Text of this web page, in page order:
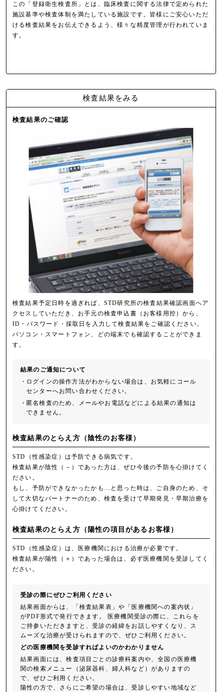
この「登録衛生検査所」とは、臨床検査に関する法律で定められた
施設基準や検査体制を満たしている施設です。皆様にご安心いただ
ける検査結果をお伝えできるよう、様々な精度管理が行われていま
す。
検査結果をみる
検査結果のご確認
検査結果予定日時を過ぎれば、STD研究所の検査結果確認画面へア
クセスしていただき、お手元の検査申込書（お客様用控）から、
ID・パスワード・採取日を入力して検査結果をご確認ください。
パソコン・スマートフォン、どの端末でも確認することができま
す。
結果のご通知について
・ ログインの操作方法がわからない場合は、お気軽にコール
センターへお問い合わせください。
・匿名検査のため、メールやお電話などによる結果の通知は
できません。
検査結果のとらえ方 （陰性のお客様）
STD（性感染症）は予防できる病気です。
検査結果が陰性（－）であった方は、ぜひ今後の予防を心掛けてく
ださい。
もし、予防ができなかったかも…と思った時は、ご自身のため、そ
して大切なパートナーのため、検査を受けて早期発見・早期治療を
心掛けてください。
検査結果のとらえ方 （陽性の項目があるお客様）
STD（性感染症）は、医療機関における治療が必要です。
検査結果が陽性（＋）であった場合は、必ず医療機関を受診してく
ださい。
受診の際にぜひご利用ください
結果画面からは、「検査結果表」や「医療機関への案内状」
がPDF形式で発行できます。 医療機関受診の際に、これらを
ご持参いただきますと、受診の経緯をお話しやすくなり、ス
ムーズな治療が受けられますので、ぜひご利用ください。
どの医療機関を受診すればよいのかわかりません
結果画面には、検査項目ごとの診療科案内や、全国の医療機
関の検索メニュー（泌尿器科、婦人科など）がありますの
で、ぜひご利用ください。
陽性の方で、さらにご希望の場合は、受診しやすい地域など